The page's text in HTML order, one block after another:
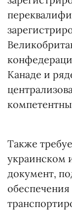
Канаде и
Также
украинском
документ,